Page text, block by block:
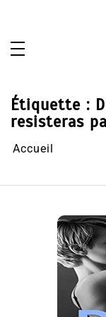
Étiquette :
resisteras
Accueil